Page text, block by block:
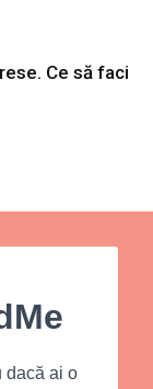
Ce să faci
dacă ai o